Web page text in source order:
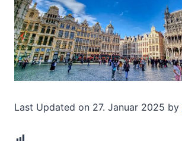
Last Updated on 27. Januar 2025 by